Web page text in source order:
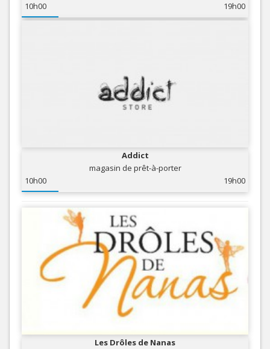
10h00
19h00
Addict
magasin de prêt-à-porter
10h00
19h00
Les Drôles de Nanas